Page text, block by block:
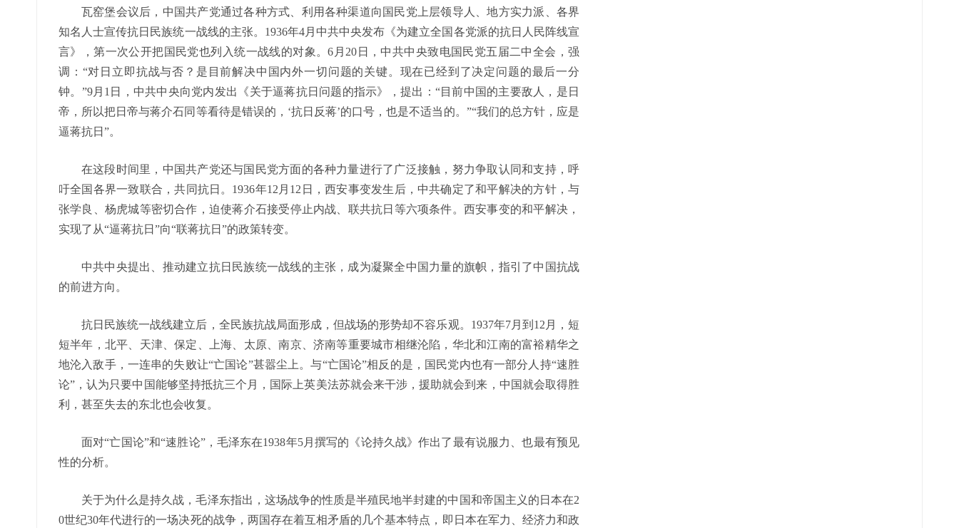
瓦窑堡会议后，中国共产党通过各种方式、利用各种渠道向国民党上层领导人、地方实力派、各界
知名人士宣传抗日民族统一战线的主张。1936年4月中共中央发布《为建立全国各党派的抗日人民阵线宣
言》，第一次公开把国民党也列入统一战线的对象。6月20日，中共中央致电国民党五届二中全会，强
调：“对日立即抗战与否？是目前解决中国内外一切问题的关键。现在已经到了决定问题的最后一分
钟。”9月1日，中共中央向党内发出《关于逼蒋抗日问题的指示》，提出：“目前中国的主要敌人，是日
帝，所以把日帝与蒋介石同等看待是错误的，‘抗日反蒋’的口号，也是不适当的。”“我们的总方针，应是
逼蒋抗日”。
在这段时间里，中国共产党还与国民党方面的各种力量进行了广泛接触，努力争取认同和支持，呼
吁全国各界一致联合，共同抗日。1936年12月12日，西安事变发生后，中共确定了和平解决的方针，与
张学良、杨虎城等密切合作，迫使蒋介石接受停止内战、联共抗日等六项条件。西安事变的和平解决，
实现了从“逼蒋抗日”向“联蒋抗日”的政策转变。
中共中央提出、推动建立抗日民族统一战线的主张，成为凝聚全中国力量的旗帜，指引了中国抗战
的前进方向。
抗日民族统一战线建立后，全民族抗战局面形成，但战场的形势却不容乐观。1937年7月到12月，短
短半年，北平、天津、保定、上海、太原、南京、济南等重要城市相继沦陷，华北和江南的富裕精华之
地沦入敌手，一连串的失败让“亡国论”甚嚣尘上。与“亡国论”相反的是，国民党内也有一部分人持“速胜
论”，认为只要中国能够坚持抵抗三个月，国际上英美法苏就会来干涉，援助就会到来，中国就会取得胜
利，甚至失去的东北也会收复。
面对“亡国论”和“速胜论”，毛泽东在1938年5月撰写的《论持久战》作出了最有说服力、也最有预见
性的分析。
关于为什么是持久战，毛泽东指出，这场战争的性质是半殖民地半封建的中国和帝国主义的日本在2
0世纪30年代进行的一场决死的战争，两国存在着互相矛盾的几个基本特点，即日本在军力、经济力和政